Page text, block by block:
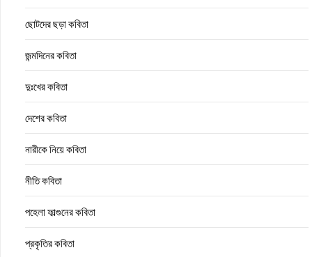
ছোটদের ছড়া কবিতা
জন্মদিনের কবিতা
দুঃখের কবিতা
দেশের কবিতা
নারীকে নিয়ে কবিতা
নীতি কবিতা
পহেলা ফাল্গুনের কবিতা
প্রকৃতির কবিতা